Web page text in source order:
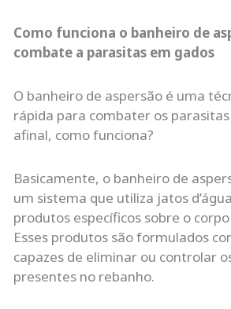
Como funciona o banheiro de
combate a parasitas em gados
O banheiro de aspersão é uma
rápida para combater os
afinal, como funciona?
Basicamente, o banheiro de
um sistema que utiliza jatos
produtos específicos sobre o
Esses produtos são formulados
capazes de eliminar ou controlar
presentes no rebanho.